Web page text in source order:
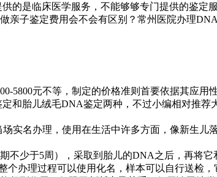
的是临床医学服务，不能够够专门提供的鉴定
亲子鉴定费用会不会有区别？常州医院办理
5800元不等，制定的价格准则首要依据其应
和胎儿绒毛DNA鉴定两种，不过小编相对推
实名办理，使用在生活中许多方面，像新生
不少于5周），采取到胎儿的DNA之后，再将
个办理过程可以使用化名，样本可以自行送检